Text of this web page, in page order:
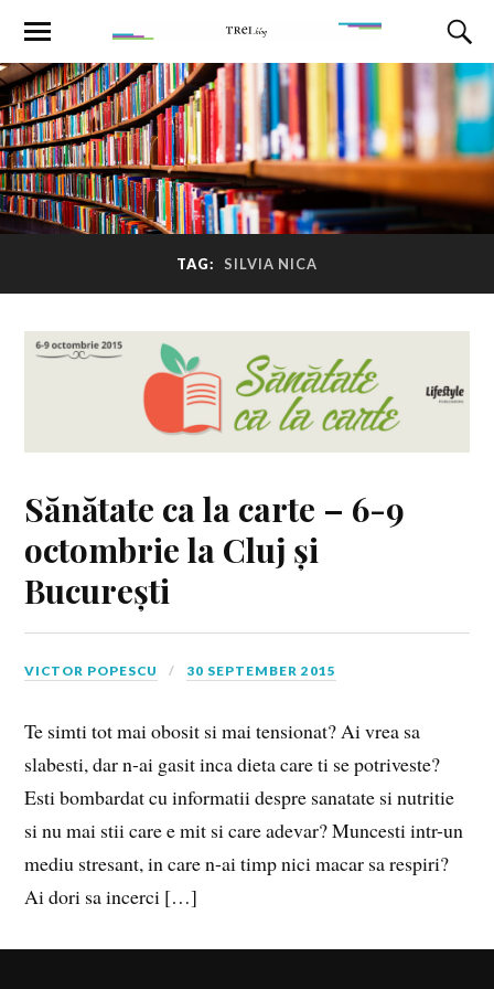
TAG: SILVIA NICA
Sănătate ca la carte – 6-9
octombrie la Cluj și
București
VICTOR POPESCU 30 SEPTEMBER 2015
Te simti tot mai obosit si mai tensionat? Ai vrea sa
slabesti, dar n-ai gasit inca dieta care ti se potriveste?
Esti bombardat cu informatii despre sanatate si nutritie
si nu mai stii care e mit si care adevar? Muncesti intr-un
mediu stresant, in care n-ai timp nici macar sa respiri?
Ai dori sa incerci […]